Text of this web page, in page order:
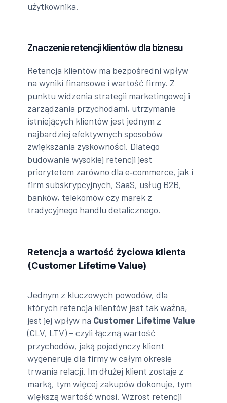
użytkownika.
Znaczenie retencji klientów dla biznesu
Retencja klientów ma bezpośredni wpływ
na wyniki finansowe i wartość firmy. Z
punktu widzenia strategii marketingowej i
zarządzania przychodami, utrzymanie
istniejących klientów jest jednym z
najbardziej efektywnych sposobów
zwiększania zyskowności. Dlatego
budowanie wysokiej retencji jest
priorytetem zarówno dla e‑commerce, jak i
firm subskrypcyjnych, SaaS, usług B2B,
banków, telekomów czy marek z
tradycyjnego handlu detalicznego.
Retencja a wartość życiowa klienta
(Customer Lifetime Value)
Jednym z kluczowych powodów, dla
których retencja klientów jest tak ważna,
jest jej wpływ na Customer Lifetime Value
(CLV, LTV) – czyli łączną wartość
przychodów, jaką pojedynczy klient
wygeneruje dla firmy w całym okresie
trwania relacji. Im dłużej klient zostaje z
marką, tym więcej zakupów dokonuje, tym
większą wartość wnosi. Wzrost retencji